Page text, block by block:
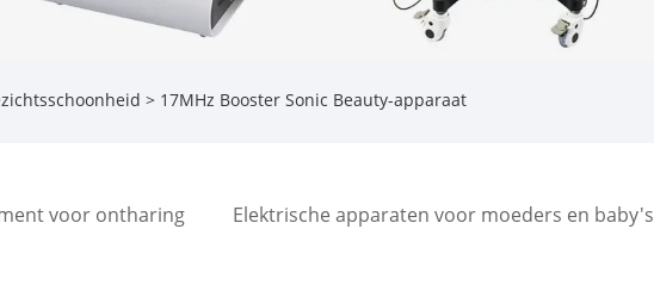
> 17MHz Booster Sonic Beauty-apparaat
voor ontharing Elektrische apparaten voor moeders en baby's